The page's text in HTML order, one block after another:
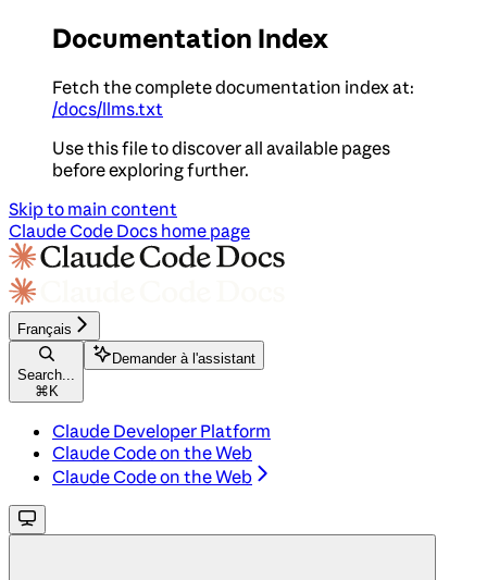
Documentation Index
Fetch the complete documentation index at:
/docs/llms.txt
Use this file to discover all available pages
before exploring further.
Skip to main content
Claude Code Docs home page
Français
Search...
⌘ K
Demander à l'assistant
Claude Developer Platform
Claude Code on the Web
Claude Code on the Web